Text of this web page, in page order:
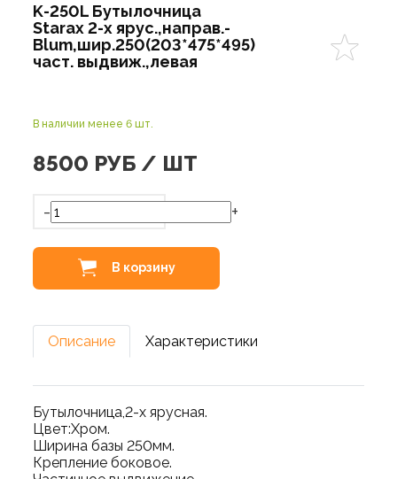
K-250L Бутылочница
Starax 2-х ярус.,направ.-
Blum,шир.250(203*475*495)
част. выдвиж.,левая
В наличии менее 6 шт.
8500 РУБ / ШТ
- +
В корзину
Описание Характеристики
Бутылочница,2-х ярусная.
Цвет:Хром.
Ширина базы 250мм.
Крепление боковое.